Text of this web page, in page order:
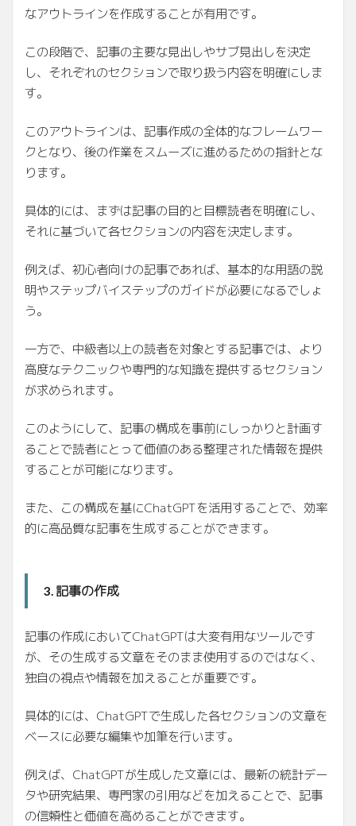
なアウトラインを作成することが有用です。
この段階で、記事の主要な見出しやサブ見出しを決定
し、それぞれのセクションで取り扱う内容を明確にしま
す。
このアウトラインは、記事作成の全体的なフレームワー
クとなり、後の作業をスムーズに進めるための指針とな
ります。
具体的には、まずは記事の目的と目標読者を明確にし、
それに基づいて各セクションの内容を決定します。
例えば、初心者向けの記事であれば、基本的な用語の説
明やステップバイステップのガイドが必要になるでしょ
う。
一方で、中級者以上の読者を対象とする記事では、より
高度なテクニックや専門的な知識を提供するセクション
が求められます。
このようにして、記事の構成を事前にしっかりと計画す
ることで読者にとって価値のある整理された情報を提供
することが可能になります。
また、この構成を基にChatGPTを活用することで、効率
的に高品質な記事を生成することができます。
3. 記事の作成
記事の作成においてChatGPTは大変有用なツールです
が、その生成する文章をそのまま使用するのではなく、
独自の視点や情報を加えることが重要です。
具体的には、ChatGPTで生成した各セクションの文章を
ベースに必要な編集や加筆を行います。
例えば、ChatGPTが生成した文章には、最新の統計デー
タや研究結果、専門家の引用などを加えることで、記事
の信頼性と価値を高めることができます。